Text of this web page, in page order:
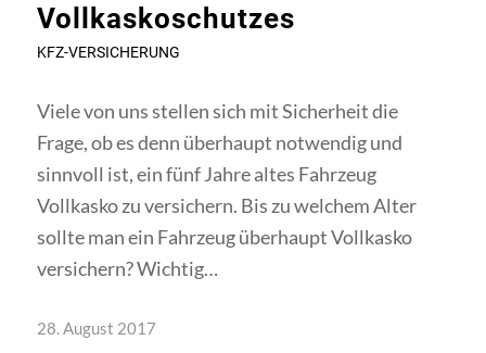
Vollkaskoschutzes
KFZ-VERSICHERUNG
Viele von uns stellen sich mit Sicherheit die
Frage, ob es denn überhaupt notwendig und
sinnvoll ist, ein fünf Jahre altes Fahrzeug
Vollkasko zu versichern. Bis zu welchem Alter
sollte man ein Fahrzeug überhaupt Vollkasko
versichern? Wichtig…
28. August 2017